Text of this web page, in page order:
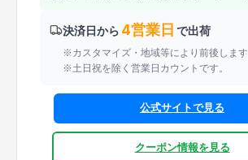
決済日から 4営業日 で出荷
※カスタマイズ・地域等により前後します
※土日祝を除く営業日カウントです。
公式サイトで見る
クーポン情報を見る